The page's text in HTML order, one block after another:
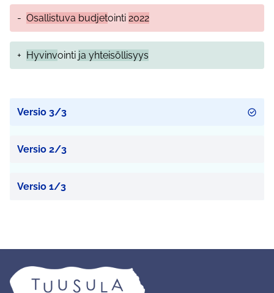
- Osallistuva budjetointi 2022
+ Hyvinvointi ja yhteisöllisyys
Versio 3/3
Versio 2/3
Versio 1/3